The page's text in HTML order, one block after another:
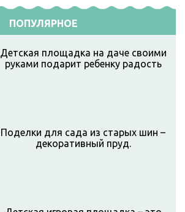
ПОПУЛЯРНОЕ
Детская площадка на даче своими
руками подарит ребенку радость
Поделки для сада из старых шин –
декоративный пруд.